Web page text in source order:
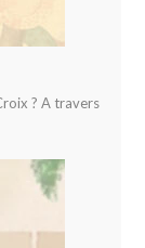
? A travers